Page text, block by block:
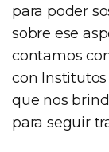
para poder
sobre ese
contamos
con Institutos
que nos
para seguir